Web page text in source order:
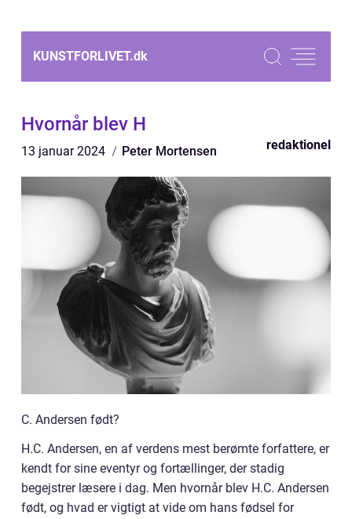
KUNSTFORLIVET.dk
Hvornår blev H
13 januar 2024 Peter Mortensen redaktionel
C. Andersen født?
H.C. Andersen, en af verdens mest berømte forfattere, er
kendt for sine eventyr og fortællinger, der stadig
begejstrer læsere i dag. Men hvornår blev H.C. Andersen
født, og hvad er vigtigt at vide om hans fødsel for